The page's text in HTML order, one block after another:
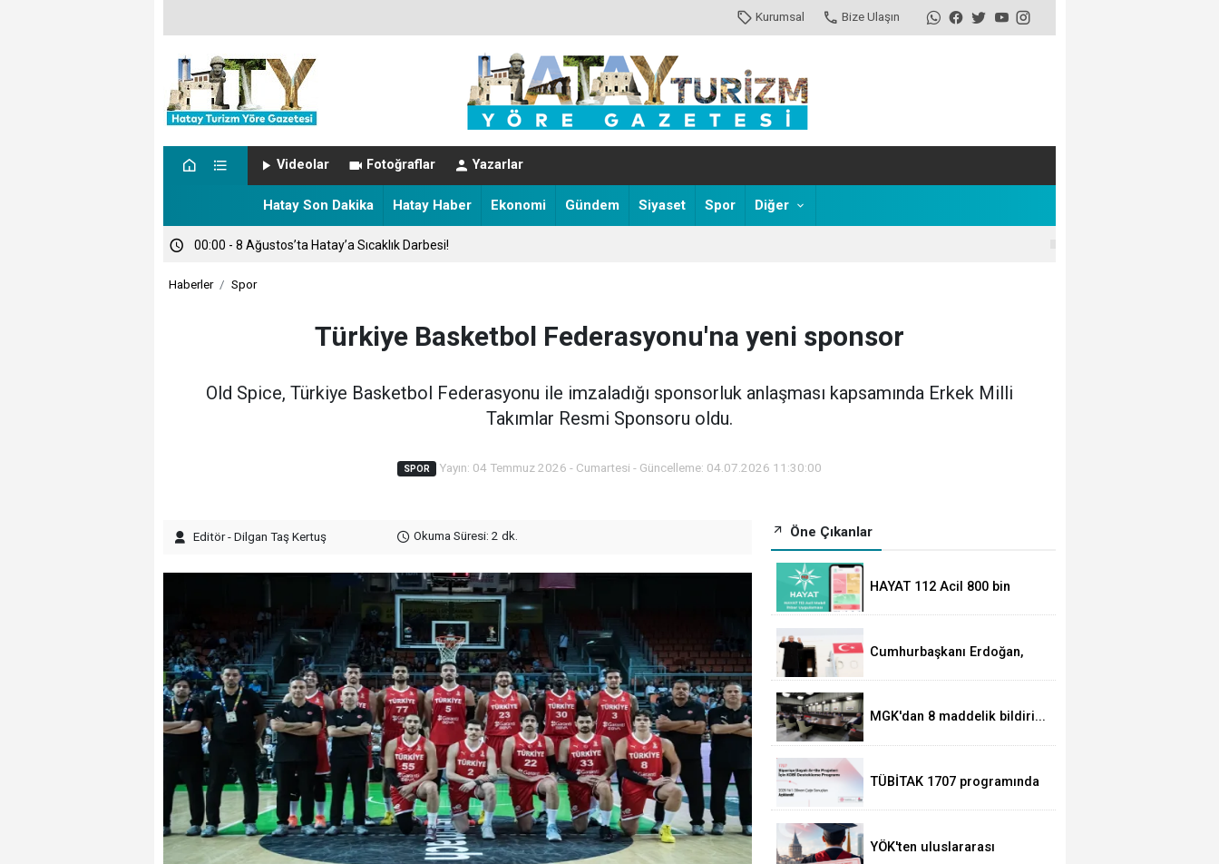
Kurumsal Bize Ulaşın
Videolar Fotoğraflar Yazarlar
Hatay Son Dakika Hatay Haber Ekonomi Gündem Siyaset Spor Diğer
00:00 - 8 Ağustos’ta Hatay’a Sıcaklık Darbesi!
Haberler Spor
Türkiye Basketbol Federasyonu'na yeni sponsor
Old Spice, Türkiye Basketbol Federasyonu ile imzaladığı sponsorluk anlaşması kapsamında Erkek Milli
Takımlar Resmi Sponsoru oldu.
SPOR Yayın: 04 Temmuz 2026 - Cumartesi - Güncelleme: 04.07.2026 11:30:00
Editör - Dilgan Taş Kertuş Okuma Süresi: 2 dk. Öne Çıkanlar
HAYAT 112 Acil 800 bin
Cumhurbaşkanı Erdoğan,
MGK'dan 8 maddelik bildiri...
güvenlik ve Gazze mesajı
TÜBİTAK 1707 programında
açıklandı
YÖK'ten uluslararası